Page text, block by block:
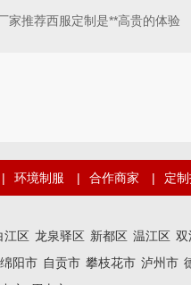
家推荐西服定制是**高贵的体验
| 环境制服 | 合作商家 | 定
江区 龙泉驿区 新都区 温江区 双
绵阳市 自贡市 攀枝花市 泸州市